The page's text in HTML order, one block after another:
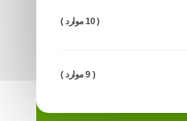
( 10 موارد )
( 9 موارد )